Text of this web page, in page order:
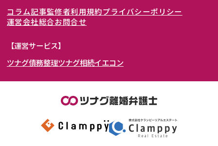
岩手県 宮城県
秋田県
福島県
東京都 神奈川県
埼玉県
茨城県 群馬県
東海
愛知県
岐阜県 山梨県
関西
大阪府 京都府
奈良県
和歌山県
北陸・甲信越
石川県
富山県
岡山県
九州・沖縄
離婚裁判
親権・面会交流権
不貞・不倫慰謝料請求
養育費問題
財産分与
コラム記事監修者利用規約プライバシーポリシー
運営会社総合お問合せ
【運営サービス】
ツナグ債務整理ツナグ相続イエコン